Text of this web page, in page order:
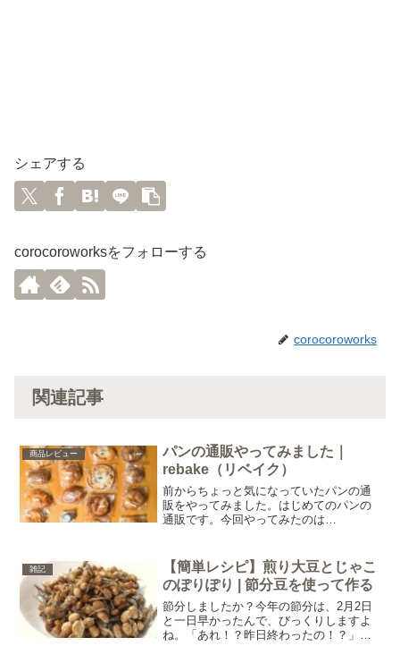
シェアする
corocoroworksをフォローする
corocoroworks
関連記事
商品レビュー
パンの通販やってみました｜
rebake（リベイク）
前からちょっと気になっていたパンの通
販をやってみました。はじめてのパンの
通販です。今回やってみたのは
寄せサイト特徴は、全国の捨てられそう
なパン“ロスパン...
雑記
【簡単レシピ】煎り大豆とじゃこ
のぽりぽり | 節分豆を使って作る
節分しましたか？今年の節分は、2月2日
と一日早かったんで、びっくりしますよ
ね。「あれ！？昨日終わったの！？」っ